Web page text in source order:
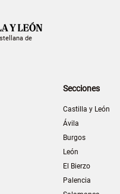
de
Secciones
Castilla y León
Ávila
Burgos
León
El Bierzo
Palencia